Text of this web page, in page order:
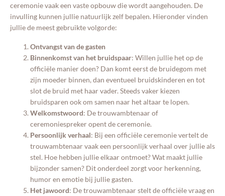
ceremonie vaak een vaste opbouw die wordt aangehouden. De
invulling kunnen jullie natuurlijk zelf bepalen. Hieronder vinden
jullie de meest gebruikte volgorde:
Ontvangst van de gasten
Binnenkomst van het bruidspaar: Willen jullie het op de
officiële manier doen? Dan komt eerst de bruidegom met
zijn moeder binnen, dan eventueel bruidskinderen en tot
slot de bruid met haar vader. Steeds vaker kiezen
bruidsparen ook om samen naar het altaar te lopen.
Welkomstwoord: De trouwambtenaar of
ceremoniespreker opent de ceremonie.
Persoonlijk verhaal: Bij een officiële ceremonie vertelt de
trouwambtenaar vaak een persoonlijk verhaal over jullie als
stel. Hoe hebben jullie elkaar ontmoet? Wat maakt jullie
bijzonder samen? Dit onderdeel zorgt voor herkenning,
humor en emotie bij jullie gasten.
Het jawoord: De trouwambtenaar stelt de officiële vraag en